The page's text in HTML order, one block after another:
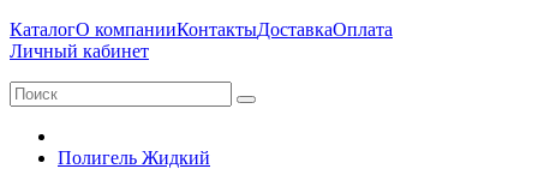
КаталогО компанииКонтактыДоставкаОплата
Личный кабинет
Полигель Жидкий